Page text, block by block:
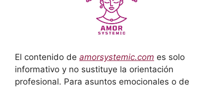
El contenido de amorsystemic.com es solo
informativo y no sustituye la orientación
profesional. Para asuntos emocionales o de